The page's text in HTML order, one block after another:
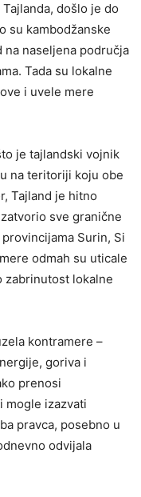
došlo je do
su kambodžanske
na naseljena područja
Tada su lokalne
i uvele mere
je tajlandski vojnik
na teritoriji koju obe
Tajland je hitno
sve granične
Surin, Si
odmah su uticale
zabrinutost lokalne
kontramere –
goriva i
prenosi
mogle izazvati
pravca, posebno u
odvijala